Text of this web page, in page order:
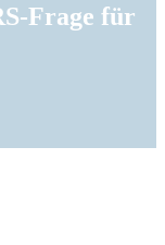
Frage für